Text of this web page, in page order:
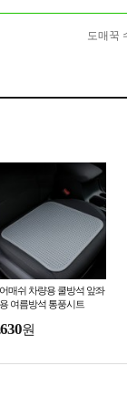
도매꾹
매쉬 차량용 쿨방석 앞좌
여름방석 통풍시트
원